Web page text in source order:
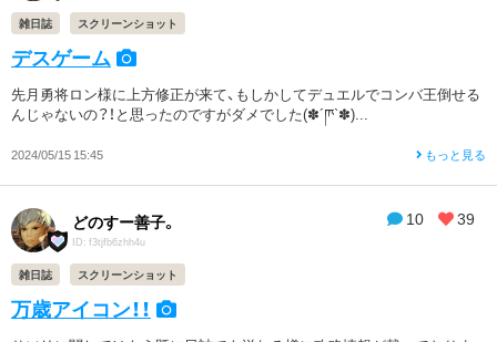
雑日誌 スクリーンショット
デスゲーム
先月勇将ロン様に上方修正が来て、もしかしてデュエルでコンバ王倒せる
んじゃないの？！と思ったのですがダメでした(✽´ཫ`✽)...
2024/05/15 15:45 もっと見る
10 39
どのすー善子。
ID: f3tjfb6zhh4u
雑日誌 スクリーンショット
万歳アイコン！！